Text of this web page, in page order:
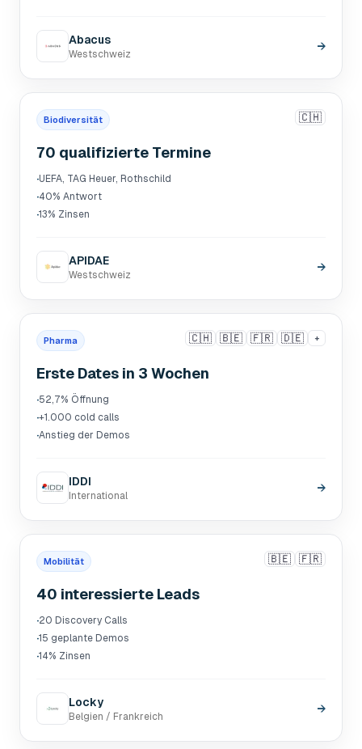
Abacus
Westschweiz
→
Biodiversität 🇨🇭
70 qualifizierte Termine
·UEFA, TAG Heuer, Rothschild
·40% Antwort
·13% Zinsen
APIDAE
Westschweiz
→
Pharma 🇨🇭 🇧🇪 🇫🇷 🇩🇪 +
Erste Dates in 3 Wochen
·52,7% Öffnung
·+1.000 cold calls
·Anstieg der Demos
IDDI
International
→
Mobilität 🇧🇪 🇫🇷
40 interessierte Leads
·20 Discovery Calls
·15 geplante Demos
·14% Zinsen
Locky
Belgien / Frankreich
→